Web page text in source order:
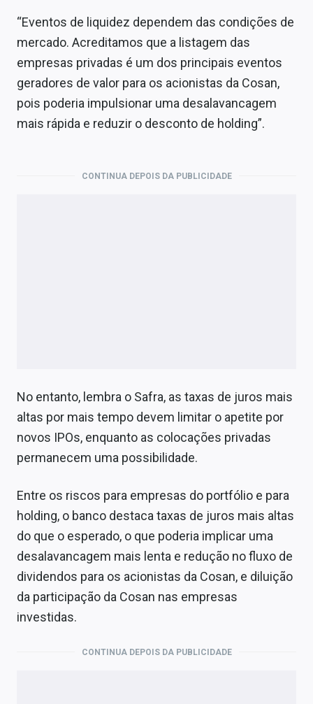
“Eventos de liquidez dependem das condições de
mercado. Acreditamos que a listagem das
empresas privadas é um dos principais eventos
geradores de valor para os acionistas da Cosan,
pois poderia impulsionar uma desalavancagem
mais rápida e reduzir o desconto de holding”.
CONTINUA DEPOIS DA PUBLICIDADE
No entanto, lembra o Safra, as taxas de juros mais
altas por mais tempo devem limitar o apetite por
novos IPOs, enquanto as colocações privadas
permanecem uma possibilidade.
Entre os riscos para empresas do portfólio e para
holding, o banco destaca taxas de juros mais altas
do que o esperado, o que poderia implicar uma
desalavancagem mais lenta e redução no fluxo de
dividendos para os acionistas da Cosan, e diluição
da participação da Cosan nas empresas
investidas.
CONTINUA DEPOIS DA PUBLICIDADE